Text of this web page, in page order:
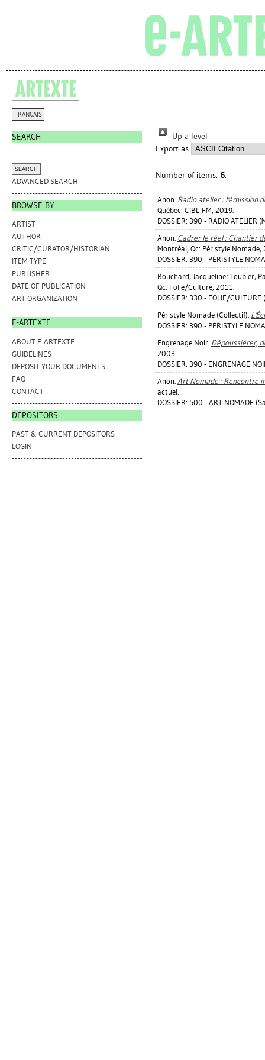
FRANÇAIS
SEARCH
ADVANCED SEARCH
BROWSE BY
ARTIST
AUTHOR
CRITIC/CURATOR/HISTORIAN
ITEM TYPE
PUBLISHER
DATE OF PUBLICATION
ART ORGANIZATION
E-ARTEXTE
ABOUT E-ARTEXTE
GUIDELINES
DEPOSIT YOUR DOCUMENTS
FAQ
CONTACT
DEPOSITORS
PAST & CURRENT DEPOSITORS
LOGIN
Up a level
Export as
Number of items: 6.
Anon. Radio atelier : l'émission
Québec: CIBL-FM, 2019.
DOSSIER: 390 - RADIO ATELIER
Anon. Cadrer le réel : Chantier
Montréal, Qc: Péristyle Nomade,
DOSSIER: 390 - PÉRISTYLE
Bouchard, Jacqueline; Loubier,
Qc: Folie/Culture, 2011.
DOSSIER: 330 - FOLIE/CULTURE
Péristyle Nomade (Collectif).
DOSSIER: 390 - PÉRISTYLE
Engrenage Noir. Dépoussiérer,
2003.
DOSSIER: 390 - ENGRENAGE
Anon. Art Nomade : Rencontre
actuel.
DOSSIER: 500 - ART NOMADE